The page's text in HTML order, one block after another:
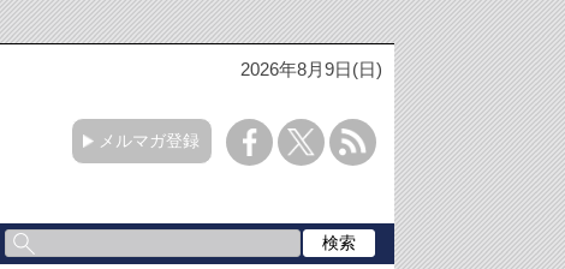
2026年8月9日(日)
メルマガ登録